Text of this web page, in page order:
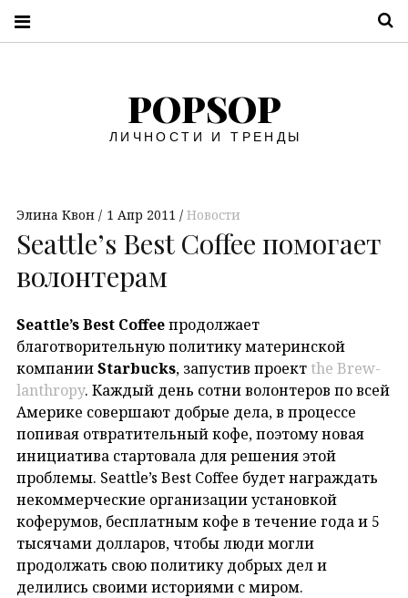
POPSOP
ЛИЧНОСТИ И ТРЕНДЫ
Элина Квон 1 Апр 2011 Новости
Seattle’s Best Coffee помогает
волонтерам
Seattle’s Best Coffeeпродолжает
благотворительную политику материнской
компанииStarbucks, запустив проект the Brew-
lanthropy. Каждый день сотни волонтеров по всей
Америке совершают добрые дела, в процессе
попивая отвратительный кофе, поэтому новая
инициатива стартовала для решения этой
проблемы. Seattle’s Best Coffee будет награждать
некоммерческие организации установкой
коферумов, бесплатным кофе в течение года и 5
тысячами долларов, чтобы люди могли
продолжать свою политику добрых дел и
делились своими историями с миром.